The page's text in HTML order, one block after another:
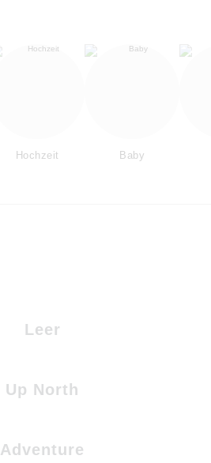
Hochzeit Baby
Leer
Up North
Adventure